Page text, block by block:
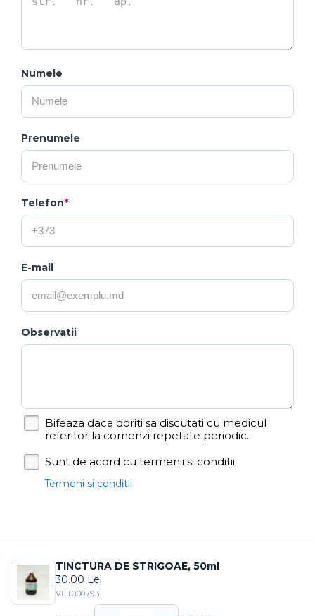
Numele
Prenumele
Telefon*
E-mail
Observatii
Bifeaza daca doriti sa discutati cu medicul
referitor la comenzi repetate periodic.
Sunt de acord cu termenii si conditii
Termeni si conditii
TINCTURA DE STRIGOAE, 50ml
30.00 Lei
VET000793